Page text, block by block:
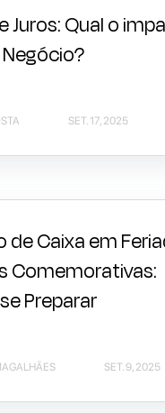
Juros: Qual o
SET. 17, 2025
de Caixa em
Comemorativas:
Preparar
SET. 9, 2025